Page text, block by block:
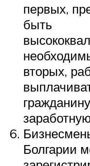
первых,
быть
вторых,
Болгарии